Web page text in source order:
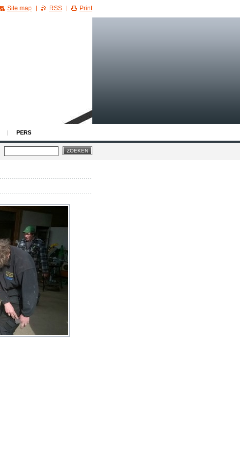
PERS
Site map RSS Print